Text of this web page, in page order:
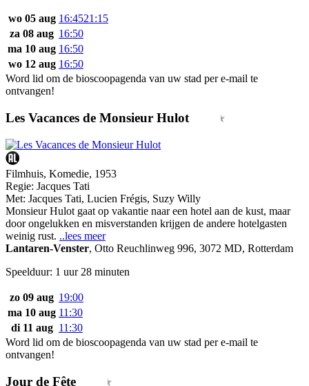
wo 05 aug 16:4521:15
za 08 aug 16:50
ma 10 aug 16:50
wo 12 aug 16:50
Word lid om de bioscoopagenda van uw stad per e-mail te
ontvangen!
Les Vacances de Monsieur Hulot
Filmhuis, Komedie, 1953
Regie: Jacques Tati
Met: Jacques Tati, Lucien Frégis, Suzy Willy
Monsieur Hulot gaat op vakantie naar een hotel aan de kust, maar
door ongelukken en misverstanden krijgen de andere hotelgasten
weinig rust. ..lees meer
Lantaren-Venster, Otto Reuchlinweg 996, 3072 MD, Rotterdam
Speelduur: 1 uur 28 minuten
zo 09 aug 19:00
ma 10 aug 11:30
di 11 aug 11:30
Word lid om de bioscoopagenda van uw stad per e-mail te
ontvangen!
Jour de Fête